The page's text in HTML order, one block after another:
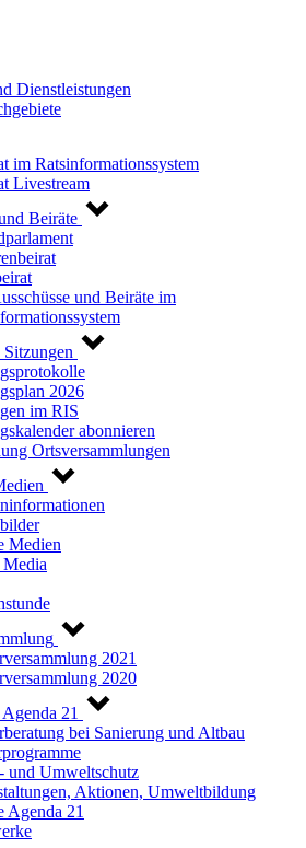
Dienstleistungen
im Ratsinformationssystem
Livestream
Beiräte
und Beiräte im
2026
im RIS
abonnieren
Ortsversammlungen
Medien
Media
2021
2020
21
bei Sanierung und Altbau
und Umweltschutz
Aktionen, Umweltbildung
Agenda 21